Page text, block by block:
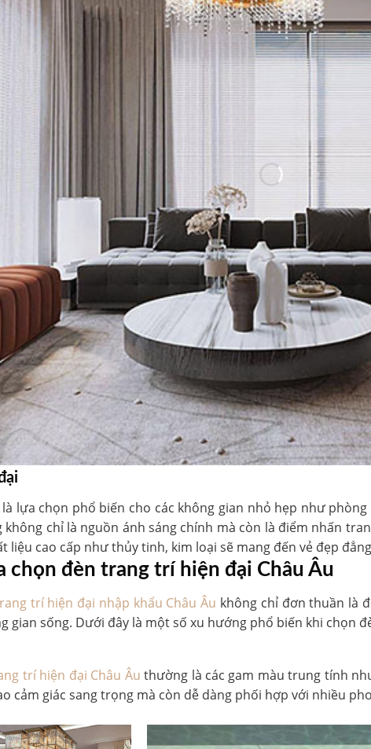
lựa chọn phổ biến cho các không gian nhỏ hẹp như
chỉ là nguồn ánh sáng chính mà còn là điểm nhấn
liệu cao cấp như thủy tinh, kim loại sẽ mang đến vẻ đẹp
chọn đèn trang trí hiện đại Châu Âu
trí hiện đại nhập khẩu Châu Âu không chỉ đơn thuần là
gian sống. Dưới đây là một số xu hướng phổ biến khi chọn
trí hiện đại Châu Âu thường là các gam màu trung tính
cảm giác sang trọng mà còn dễ dàng phối hợp với nhiều